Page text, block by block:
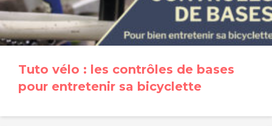
Tuto vélo : les contrôles de bases
pour entretenir sa bicyclette